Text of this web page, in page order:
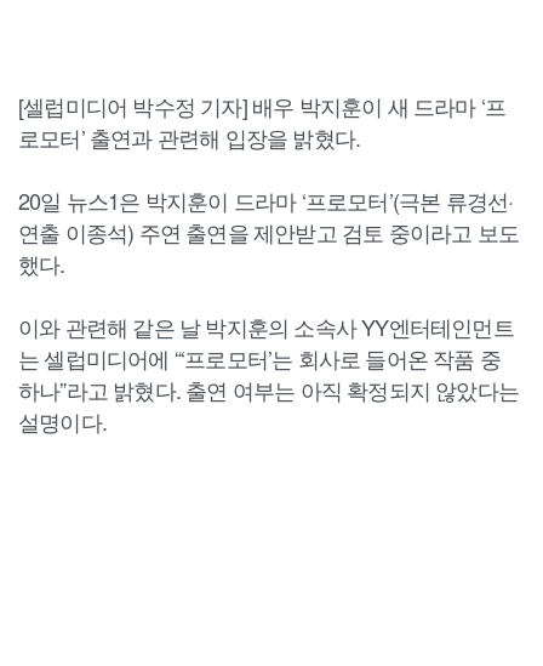
[셀럽미디어 박수정 기자] 배우 박지훈이 새 드라마 ‘프
로모터’ 출연과 관련해 입장을 밝혔다.
20일 뉴스1은 박지훈이 드라마 ‘프로모터’(극본 류경선·
연출 이종석) 주연 출연을 제안받고 검토 중이라고 보도
했다.
이와 관련해 같은 날 박지훈의 소속사 YY엔터테인먼트
는 셀럽미디어에 “‘프로모터’는 회사로 들어온 작품 중
하나”라고 밝혔다. 출연 여부는 아직 확정되지 않았다는
설명이다.